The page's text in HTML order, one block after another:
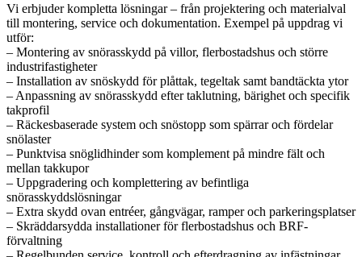
Vi erbjuder kompletta lösningar – från projektering och materialval
till montering, service och dokumentation. Exempel på uppdrag vi
utför:
– Montering av snörasskydd på villor, flerbostadshus och större
industrifastigheter
– Installation av snöskydd för plåttak, tegeltak samt bandtäckta ytor
– Anpassning av snörasskydd efter taklutning, bärighet och specifik
takprofil
– Räckesbaserade system och snöstopp som spärrar och fördelar
snölaster
– Punktvisa snöglidhinder som komplement på mindre fält och
mellan takkupor
– Uppgradering och komplettering av befintliga
snörasskyddslösningar
– Extra skydd ovan entréer, gångvägar, ramper och parkeringsplatser
– Skräddarsydda installationer för flerbostadshus och BRF-
förvaltning